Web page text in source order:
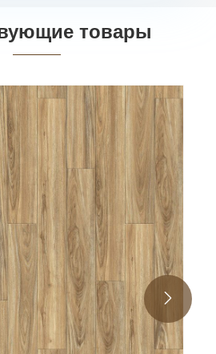
товары
LVT с V-образным
стороной
>>
